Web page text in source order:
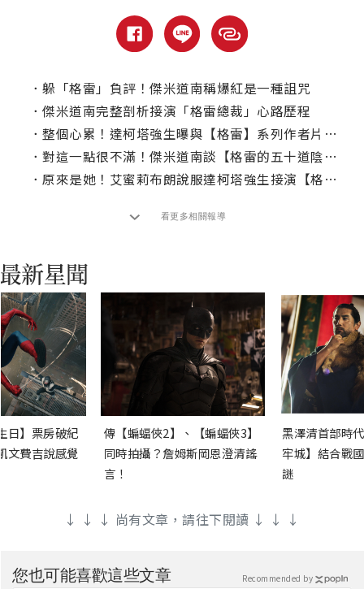
． 躲「格雷」負評！傑米道南稱爆紅是一種詛咒
． 傑米道南完整剖析接演「格雷總裁」心路歷程
． 整個心累！達柯塔強生曝與【格雷】系列作者片場衝突
． 對這一點很不滿！傑米道南談【格雷的五十道陰影】
． 原來是她！艾蜜莉布朗說服達柯塔強生接演【格雷的五十道陰影】
看更多相關報導
日】票房破紀
文費吉說感覺
傳【蝙蝠俠2】、【蝙蝠俠3】
同時拍攝？詹姆斯岡恩澄清謠
言！
黑澤清首部時
牢城】結合戰
謎
↓ ↓ ↓ 尚有文章，請往下閱讀 ↓ ↓ ↓
您也可能喜歡這些文章 Recommended by